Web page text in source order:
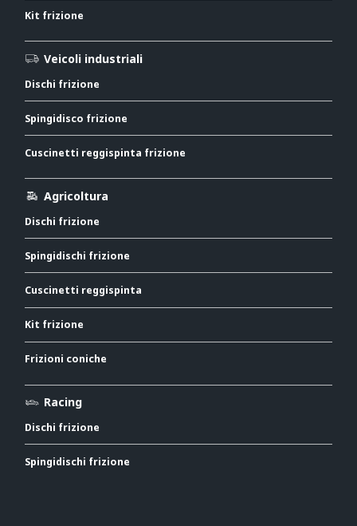
Kit frizione
Veicoli industriali
Dischi frizione
Spingidisco frizione
Cuscinetti reggispinta frizione
Agricoltura
Dischi frizione
Spingidischi frizione
Cuscinetti reggispinta
Kit frizione
Frizioni coniche
Racing
Dischi frizione
Spingidischi frizione